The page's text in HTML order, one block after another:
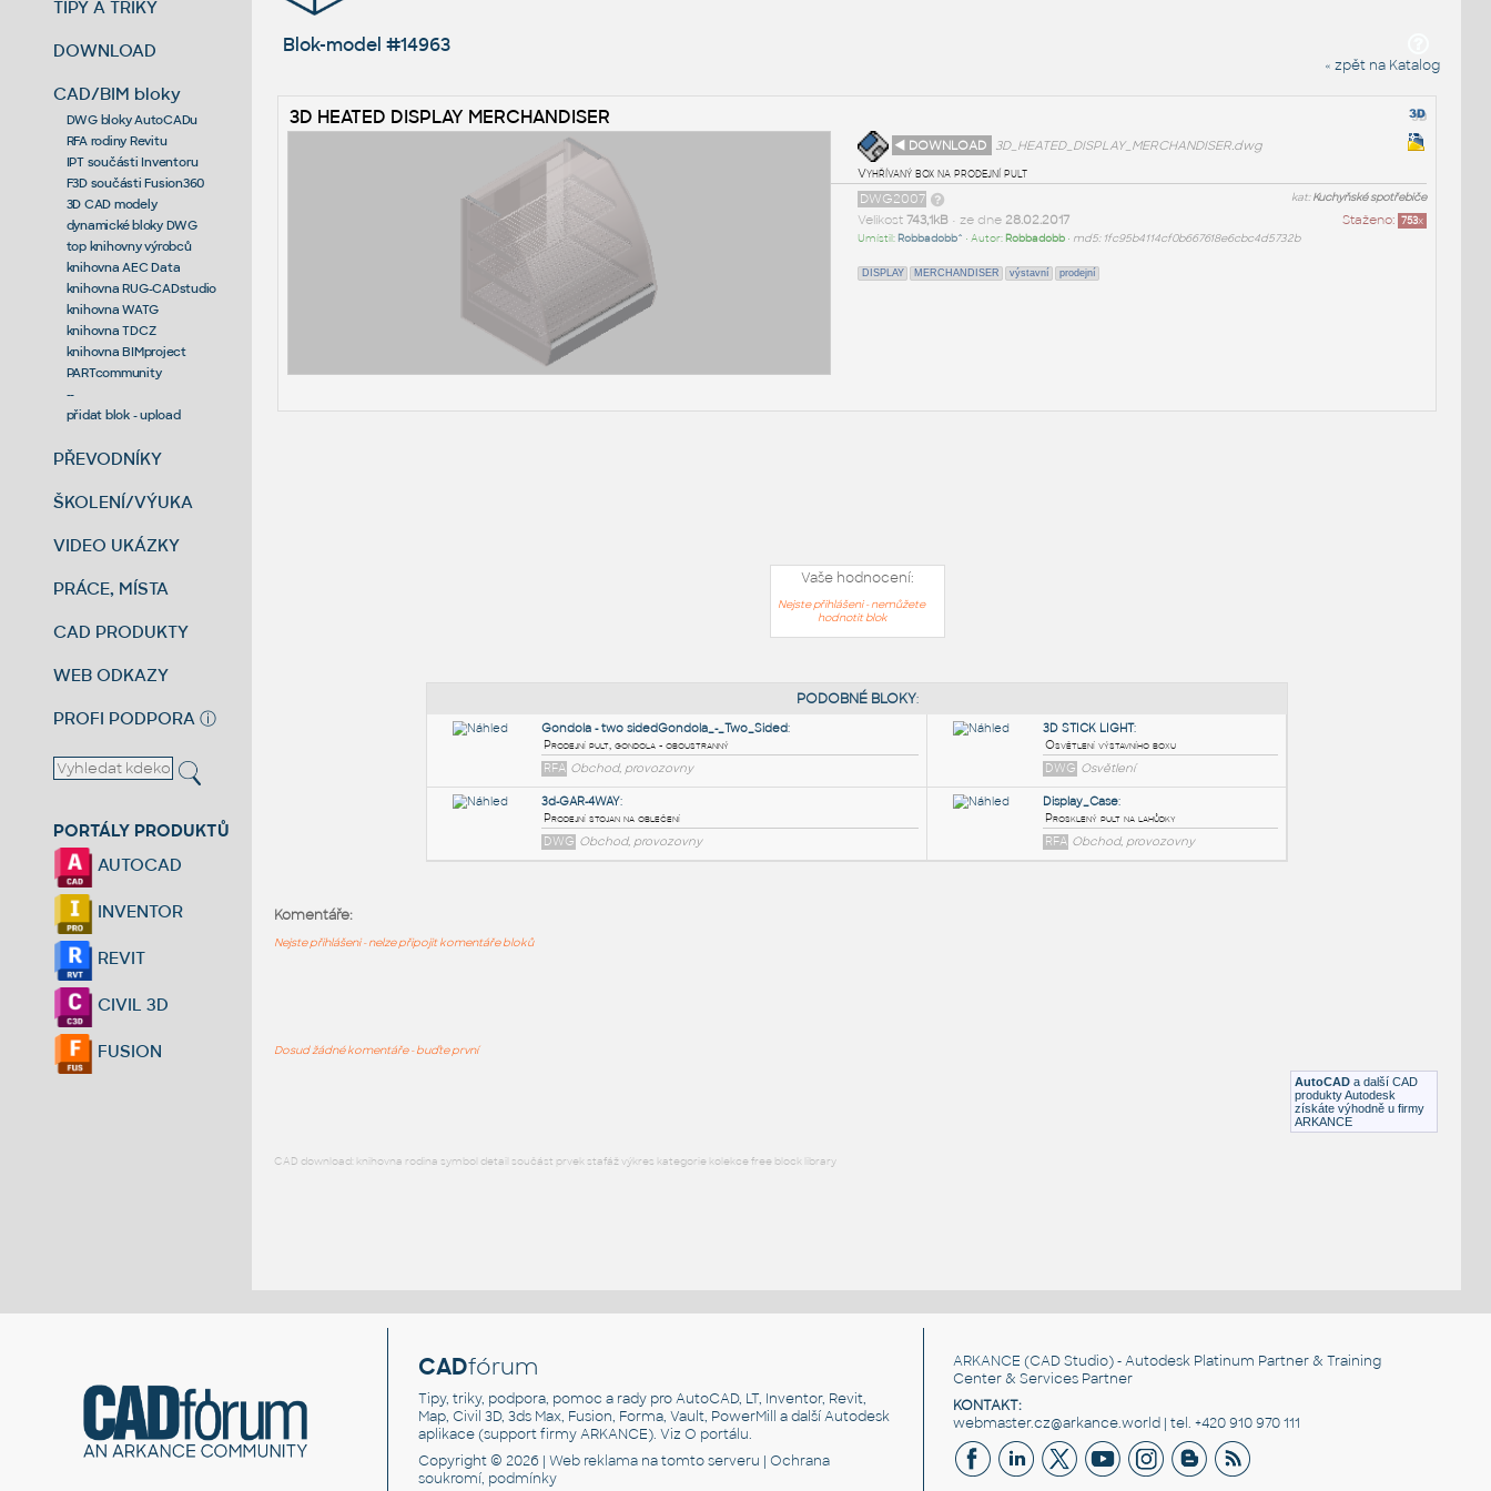
TIPY A TRIKY
DOWNLOAD
CAD/BIM bloky
DWG bloky AutoCADu
RFA rodiny Revitu
IPT součásti Inventoru
F3D součásti Fusion360
3D CAD modely
dynamické bloky DWG
top knihovny výrobců
knihovna AEC Data
knihovna RUG-CADstudio
knihovna WATG
knihovna TDCZ
knihovna BIMproject
PARTcommunity
--
přidat blok - upload
PŘEVODNÍKY
ŠKOLENÍ/VÝUKA
VIDEO UKÁZKY
PRÁCE, MÍSTA
CAD PRODUKTY
WEB ODKAZY
PROFI PODPORA ⓘ
PORTÁLY PRODUKTŮ
AUTOCAD
INVENTOR
REVIT
CIVIL 3D
FUSION
Blok-model #14963
« zpět na Katalog
3D HEATED DISPLAY MERCHANDISER
◄ DOWNLOAD
3D_HEATED_DISPLAY_MERCHANDISER.dwg
Vyhřívaný box na prodejní pult
kat:Kuchyňské spotřebiče
DWG2007
Staženo: 753x
Velikost 743,1kB• ze dne 28.02.2017
Umístil: Robbadobb^ • Autor: Robbadobb• md5: 1fc95b4114cf0b667618e6cbc4d5732b
DISPLAY MERCHANDISER výstavní prodejní
Vaše hodnocení:
Nejste přihlášeni - nemůžete
hodnotit blok
Obchod, provozovny
AutoCAD a další CAD
produkty Autodesk
získáte výhodně u firmy
ARKANCE
Komentáře:
Nejste přihlášeni - nelze připojit komentáře bloků
Dosud žádné komentáře - buďte první
CAD download: knihovna rodina symbol detail součást prvek stafáž výkres kategorie kolekce free block library
CADfórum
Tipy, triky, podpora, pomoc a rady pro AutoCAD, LT, Inventor, Revit,
Map, Civil 3D, 3ds Max, Fusion, Forma, Vault, PowerMill a další Autodesk
aplikace (support firmy ARKANCE). VizO portálu.
Copyright © 2026 |Web reklama na tomto serveru |Ochrana
soukromí, podmínky
ARKANCE (CAD Studio) - Autodesk Platinum Partner & Training
Center & Services Partner
KONTAKT:
webmaster.cz@arkance.world | tel. +420 910 970 111